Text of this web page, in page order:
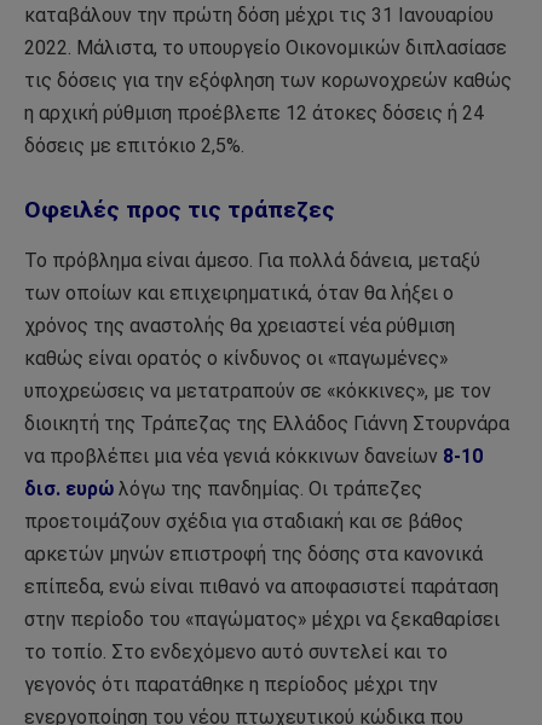
καταβάλουν την πρώτη δόση μέχρι τις 31 Ιανουαρίου
2022. Μάλιστα, το υπουργείο Οικονομικών διπλασίασε
τις δόσεις για την εξόφληση των κορωνοχρεών καθώς
η αρχική ρύθμιση προέβλεπε 12 άτοκες δόσεις ή 24
δόσεις με επιτόκιο 2,5%.
Οφειλές προς τις τράπεζες
Το πρόβλημα είναι άμεσο. Για πολλά δάνεια, μεταξύ
των οποίων και επιχειρηματικά, όταν θα λήξει ο
χρόνος της αναστολής θα χρειαστεί νέα ρύθμιση
καθώς είναι ορατός ο κίνδυνος οι «παγωμένες»
υποχρεώσεις να μετατραπούν σε «κόκκινες», με τον
διοικητή της Τράπεζας της Ελλάδος Γιάννη Στουρνάρα
να προβλέπει μια νέα γενιά κόκκινων δανείων 8-10
δισ. ευρώ λόγω της πανδημίας. Οι τράπεζες
προετοιμάζουν σχέδια για σταδιακή και σε βάθος
αρκετών μηνών επιστροφή της δόσης στα κανονικά
επίπεδα, ενώ είναι πιθανό να αποφασιστεί παράταση
στην περίοδο του «παγώματος» μέχρι να ξεκαθαρίσει
το τοπίο. Στο ενδεχόμενο αυτό συντελεί και το
γεγονός ότι παρατάθηκε η περίοδος μέχρι την
ενεργοποίηση του νέου πτωχευτικού κώδικα που